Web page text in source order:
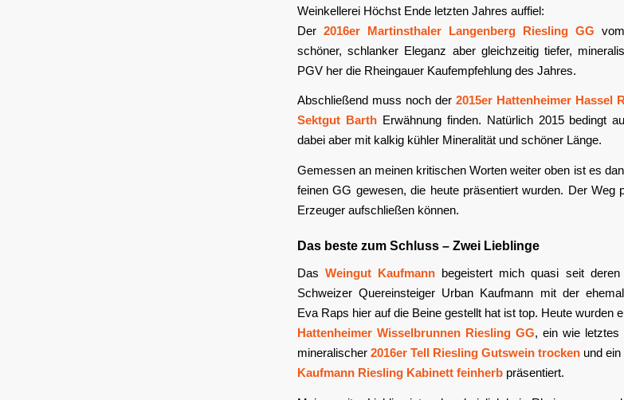
Weinkellerei Höchst Ende letzten Jahres auffiel:
Der 2016er Martinsthaler Langenberg Riesling GG
schöner, schlanker Eleganz aber gleichzeitig tiefer,
PGV her die Rheingauer Kaufempfehlung des Jahres.
Abschließend muss noch der 2015er Hattenheimer Hassel
Sektgut BarthErwähnung finden. Natürlich 2015 bedingt
dabei aber mit kalkig kühler Mineralität und schöner Länge.
Gemessen an meinen kritischen Worten weiter oben ist es
feinen GG gewesen, die heute präsentiert wurden. Der Weg
Erzeuger aufschließen können.
Das beste zum Schluss – Zwei Lieblinge
DasWeingut Kaufmann begeistert mich quasi seit
Schweizer Quereinsteiger Urban Kaufmann mit der
Eva Raps hier auf die Beine gestellt hat ist top. Heute wurden
Hattenheimer Wisselbrunnen Riesling GG, ein wie letztes
mineralischer 2016er Tell Riesling Gutswein trocken und
Kaufmann Riesling Kabinett feinherb präsentiert.